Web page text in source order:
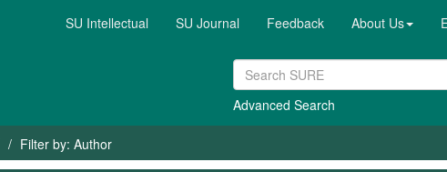
SU Intellectual SU Journal Feedback About Us
Advanced Search
Filter by: Author